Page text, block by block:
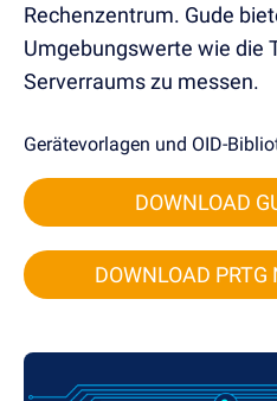
Rechenzentrum. Gude
Umgebungswerte wie die
Serverraums zu messen.
Gerätevorlagen und OID-
DOWNLOAD
DOWNLOAD